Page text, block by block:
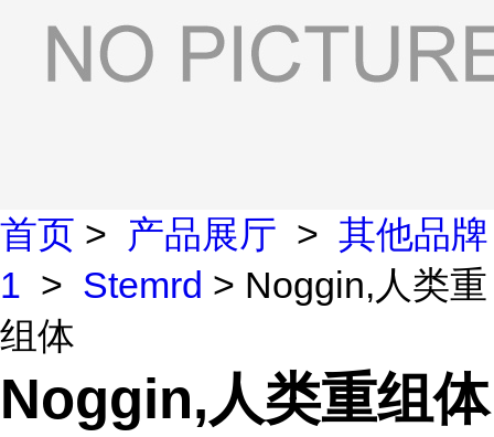
首页 > 产品展厅 > 其他品牌
1 > Stemrd > Noggin,人类重
组体
Noggin,人类重组体